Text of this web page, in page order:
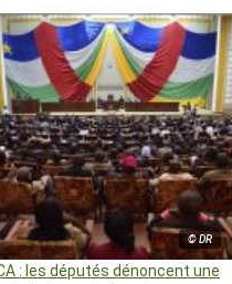
© DR
: les députés dénoncent une